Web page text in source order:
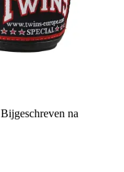
Bijgeschreven na